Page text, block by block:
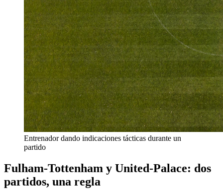
Entrenador dando indicaciones tácticas durante un
partido
Fulham-Tottenham y United-Palace: dos
partidos, una regla